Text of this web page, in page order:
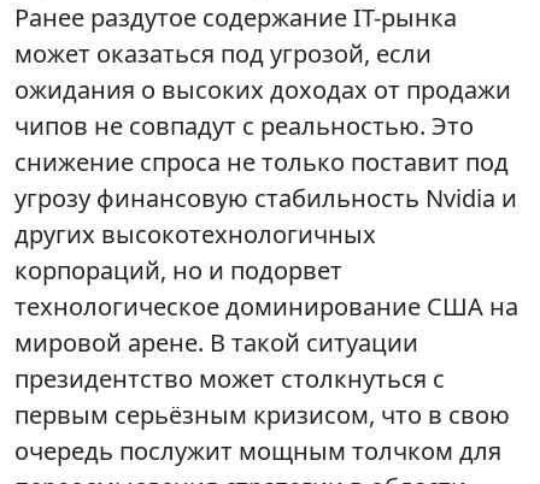
Ранее раздутое содержание IT-рынка
может оказаться под угрозой, если
ожидания о высоких доходах от продажи
чипов не совпадут с реальностью. Это
снижение спроса не только поставит под
угрозу финансовую стабильность Nvidia и
других высокотехнологичных
корпораций, но и подорвет
технологическое доминирование США на
мировой арене. В такой ситуации
президентство может столкнуться с
первым серьёзным кризисом, что в свою
очередь послужит мощным толчком для